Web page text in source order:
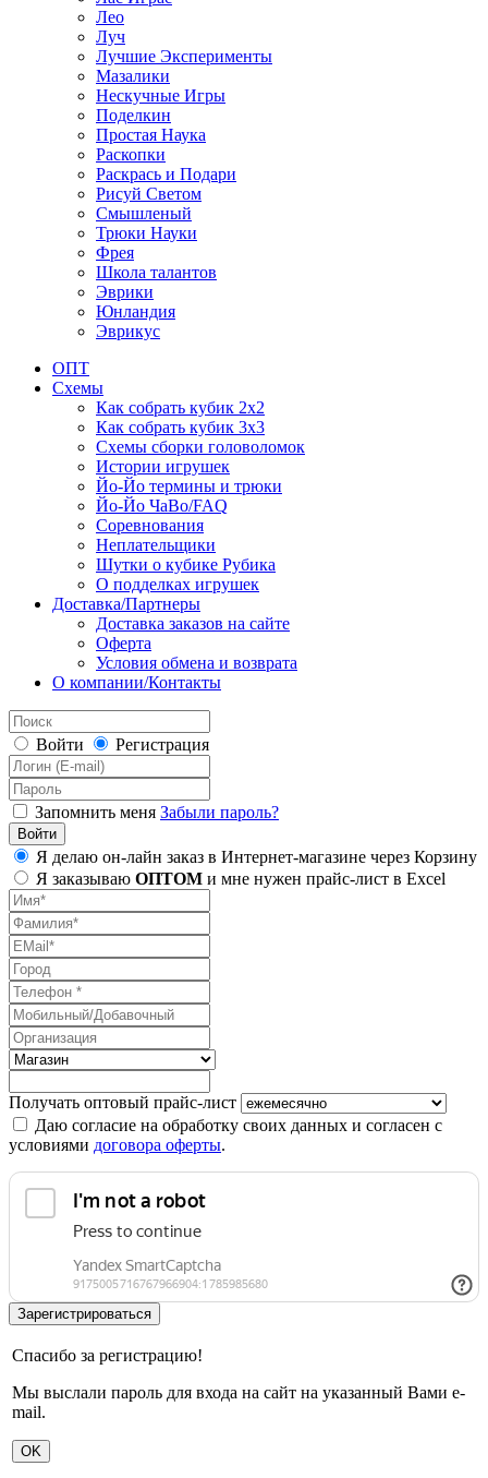
Лео
Луч
Лучшие Эксперименты
Мазалики
Нескучные Игры
Поделкин
Простая Наука
Раскопки
Раскрась и Подари
Рисуй Светом
Смышленый
Трюки Науки
Фрея
Школа талантов
Эврики
Юнландия
Эврикус
ОПТ
Схемы
Как собрать кубик 2х2
Как собрать кубик 3х3
Схемы сборки головоломок
Истории игрушек
Йо-Йо термины и трюки
Йо-Йо ЧаВо/FAQ
Соревнования
Неплательщики
Шутки о кубике Рубика
О подделках игрушек
Доставка/Партнеры
Доставка заказов на сайте
Оферта
Условия обмена и возврата
О компании/Контакты
Войти Регистрация
Запомнить меня Забыли пароль?
Я делаю он-лайн заказ в Интернет-магазине через Корзину
Я заказываю ОПТОМ и мне нужен прайс-лист в Excel
Получать оптовый прайс-лист
Даю согласие на обработку своих данных и согласен с
условиями договора оферты.
Спасибо за регистрацию!
Мы выслали пароль для входа на сайт на указанный Вами e-
mail.
OK